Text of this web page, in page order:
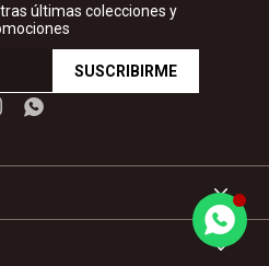
últimas colecciones y
SUSCRIBIRME
